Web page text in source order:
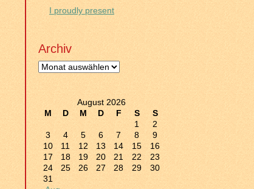
I proudly present
Archiv
Archiv
August 2026
M
D M D F S
S
1
2
3
4 5 6 7 8
9
10
11 12 13 14 15
16
17
18 19 20 21 22
23
24
25 26 27 28 29
30
31